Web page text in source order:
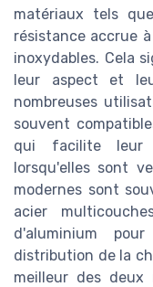
matériaux tels
résistance accrue
inoxydables. Cela
leur aspect et
nombreuses
souvent
qui facilite leur
lorsqu'elles sont
modernes sont
acier
d'aluminium
distribution de la
meilleur des